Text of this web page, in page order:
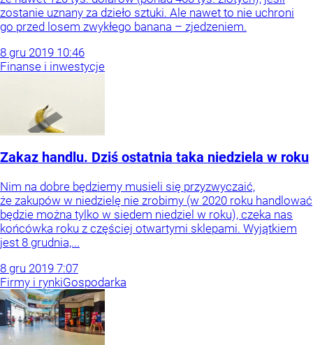
zostanie uznany za dzieło sztuki. Ale nawet to nie uchroni
go przed losem zwykłego banana – zjedzeniem.
8 gru 2019 10:46
Finanse i inwestycje
Zakaz handlu. Dziś ostatnia taka niedziela w roku
Nim na dobre będziemy musieli się przyzwyczaić,
że zakupów w niedzielę nie zrobimy (w 2020 roku handlować
będzie można tylko w siedem niedziel w roku), czeka nas
końcówka roku z częściej otwartymi sklepami. Wyjątkiem
jest 8 grudnia,...
8 gru 2019 7:07
Firmy i rynkiGospodarka